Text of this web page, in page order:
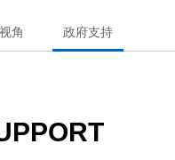
角 政府支持